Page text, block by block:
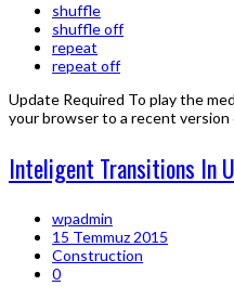
shuffle
shuffle off
repeat
repeat off
Update Required To play the
your browser to a recent
Inteligent Transitions In
wpadmin
15 Temmuz 2015
Construction
0